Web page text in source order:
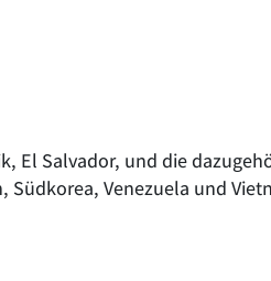
El Salvador, und die
Südkorea, Venezuela und